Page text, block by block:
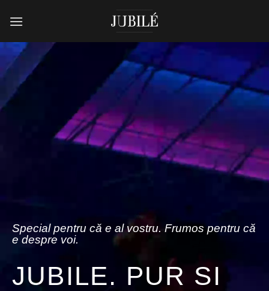
Special pentru că e al vostru. Frumos pentru că
e despre voi.
JUBILE. PUR SI